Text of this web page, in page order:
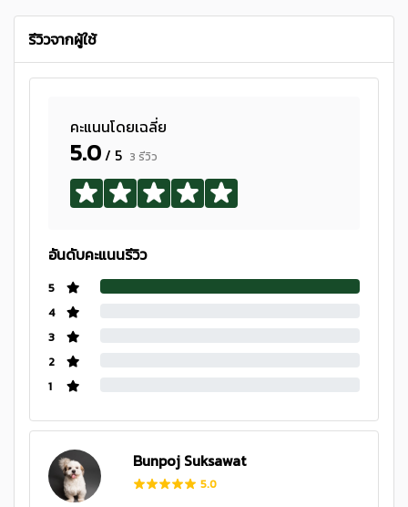
รีวิวจากผู้ใช้
คะแนนโดยเฉลี่ย
5.0/ 5 3 รีวิว
อันดับคะแนนรีวิว
5
4
3
2
1
Bunpoj Suksawat
5.0